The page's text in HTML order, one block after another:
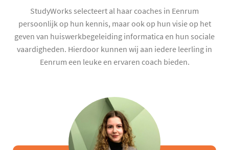
StudyWorks selecteert al haar coaches in Eenrum
persoonlijk op hun kennis, maar ook op hun visie op het
geven van huiswerkbegeleiding informatica en hun sociale
vaardigheden. Hierdoor kunnen wij aan iedere leerling in
Eenrum een leuke en ervaren coach bieden.